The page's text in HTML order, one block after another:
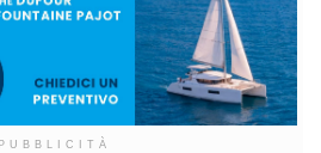
PUBBLICITÀ